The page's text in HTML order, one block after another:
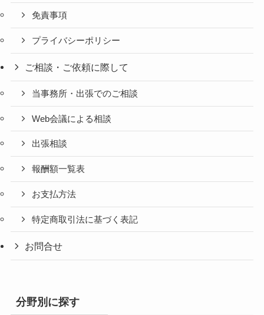
免責事項
プライバシーポリシー
ご相談・ご依頼に際して
当事務所・出張でのご相談
Web会議による相談
出張相談
報酬額一覧表
お支払方法
特定商取引法に基づく表記
お問合せ
分野別に探す